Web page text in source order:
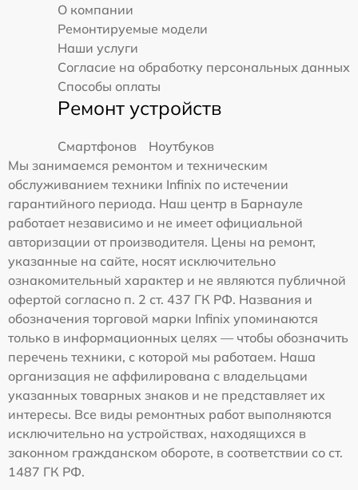
О компании
Ремонтируемые модели
Наши услуги
Согласие на обработку персональных данных
Способы оплаты
Ремонт устройств
Смартфонов
Ноутбуков
Мы занимаемся ремонтом и техническим
обслуживанием техники Infinix по истечении
гарантийного периода. Наш центр в Барнауле
работает независимо и не имеет официальной
авторизации от производителя. Цены на ремонт,
указанные на сайте, носят исключительно
ознакомительный характер и не являются публичной
офертой согласно п. 2 ст. 437 ГК РФ. Названия и
обозначения торговой марки Infinix упоминаются
только в информационных целях — чтобы обозначить
перечень техники, с которой мы работаем. Наша
организация не аффилирована с владельцами
указанных товарных знаков и не представляет их
интересы. Все виды ремонтных работ выполняются
исключительно на устройствах, находящихся в
законном гражданском обороте, в соответствии со ст.
1487 ГК РФ.